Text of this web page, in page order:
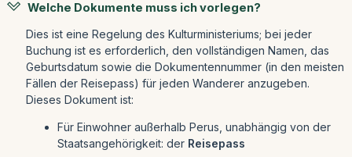
Welche Dokumente muss ich vorlegen?
Dies ist eine Regelung des Kulturministeriums; bei jeder
Buchung ist es erforderlich, den vollständigen Namen, das
Geburtsdatum sowie die Dokumentennummer (in den meisten
Fällen der Reisepass) für jeden Wanderer anzugeben.
Dieses Dokument ist:
Für Einwohner außerhalb Perus, unabhängig von der
Staatsangehörigkeit: der Reisepass